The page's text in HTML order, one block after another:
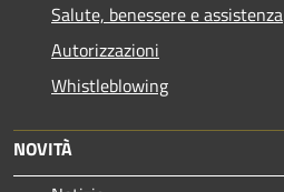
Salute, benessere e assistenza
Autorizzazioni
Whistleblowing
NOVITÀ